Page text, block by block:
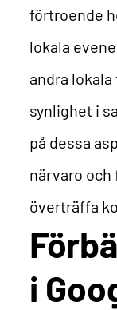
förtroende
lokala
andra
synlighet i
på dessa
närvaro
överträffa
i